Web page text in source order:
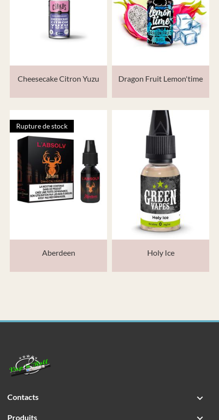
Cheesecake Citron Yuzu Dragon Fruit Lemon'time
Aberdeen
Rupture de stock
Holy Ice
Contacts 
Produits